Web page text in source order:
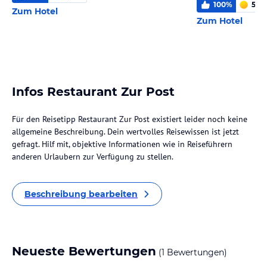
Zum Hotel
100% 5,1
Zum Hotel
Infos Restaurant Zur Post
Für den Reisetipp Restaurant Zur Post existiert leider noch keine
allgemeine Beschreibung. Dein wertvolles Reisewissen ist jetzt
gefragt. Hilf mit, objektive Informationen wie in Reiseführern
anderen Urlaubern zur Verfügung zu stellen.
Beschreibung bearbeiten
Neueste Bewertungen (1 Bewertungen)